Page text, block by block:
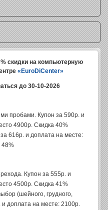
скидки на компьютерную
«EuroDiCenter»
до 30-10-2026
пробами. Купон за 590р. и
4900р. Скидка 40%
616р. и доплата на месте:
48%
Купон за 555р. и
4500р. Скидка 41%
(шейного, грудного,
и доплата на месте: 2100р.